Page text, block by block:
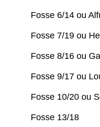
Fosse 6/14 ou
Fosse 7/19 ou
Fosse 8/16 ou
Fosse 9/17 ou
Fosse 10/20 ou
Fosse 13/18